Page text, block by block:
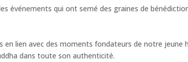
événements qui ont semé des graines de
lien avec des moments fondateurs de notre jeune
dans toute son authenticité.